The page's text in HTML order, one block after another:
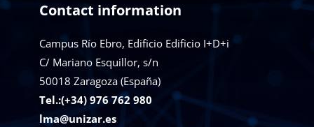
Contact information
Campus Río Ebro, Edificio Edificio I+D+i
C/ Mariano Esquillor, s/n
50018 Zaragoza (España)
Tel.:(+34) 976 762 980
lma@unizar.es